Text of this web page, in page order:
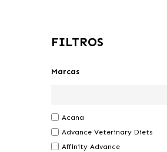
FILTROS
Marcas
Acana
Advance Veterinary Diets
Affinity Advance